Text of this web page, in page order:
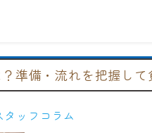
準備・流れを把握し
タッフコラム